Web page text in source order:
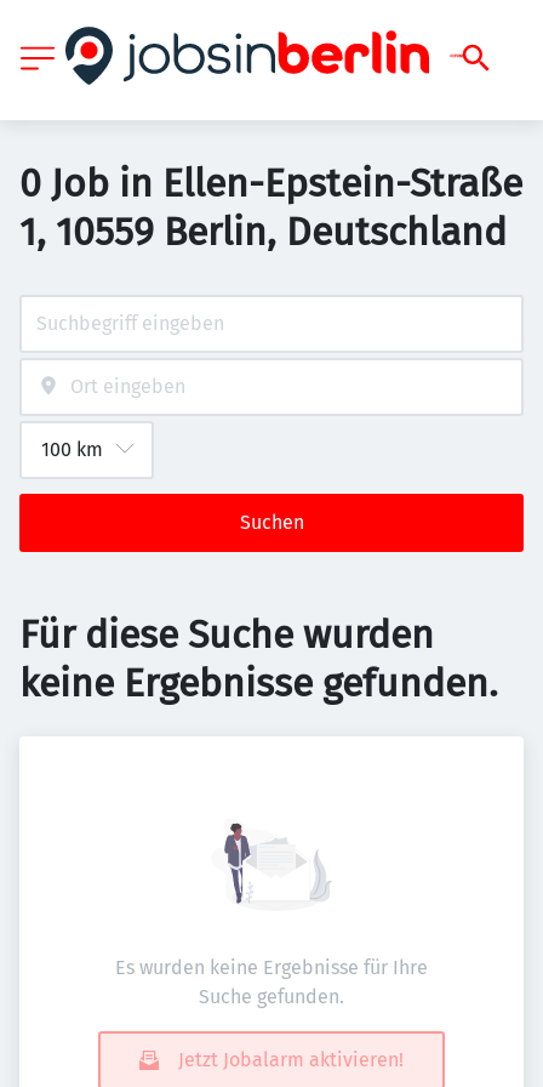
0 Job in Ellen-Epstein-Straße
1, 10559 Berlin, Deutschland
Suchen
Für diese Suche wurden
keine Ergebnisse gefunden.
Es wurden keine Ergebnisse für Ihre
Suche gefunden.
Jetzt Jobalarm aktivieren!